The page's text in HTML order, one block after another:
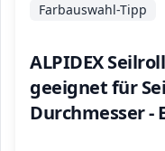
ALPIDEX
geeignet für
Durchmesser -
Farbauswahl-Tipp